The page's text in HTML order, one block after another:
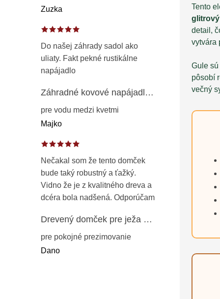
Zuzka
Do našej záhrady sadol ako
uliaty. Fakt pekné rustikálne
napájadlo
Záhradné kovové napájadlo pre vtáky 8 cm / 104 cm – dekorácia z patinovanej ocele v prírodnej hrdzi
pre vodu medzi kvetmi
Majko
Nečakal som že tento domček
bude taký robustný a ťažký.
Vidno že je z kvalitného dreva a
dcéra bola nadšená. Odporúčam
Drevený domček pre ježa – záhradný úkryt z opaľovaného dreva s vodoodolnou strechou 50 cm
pre pokojné prezimovanie
Dano
Tento
detail,
vytvára
Gule
pôsobí
večný